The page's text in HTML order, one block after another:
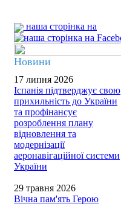
наша сторінка на
Новини
17 липня 2026
Іспанія підтверджує свою
прихильність до України
та профінансує
розроблення плану
відновлення та
модернізації
аеронавігаційної системи
України
29 травня 2026
Вічна пам'ять Герою